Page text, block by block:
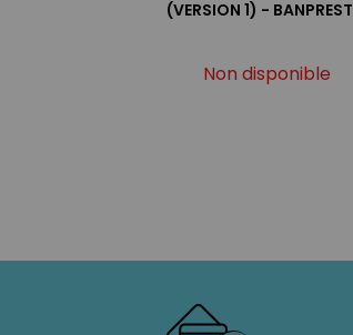
(VERSION 1) -
Non disponible